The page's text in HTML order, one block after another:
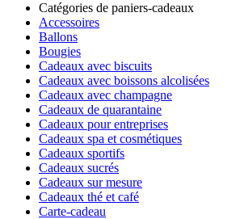
Catégories de paniers-cadeaux
Accessoires
Ballons
Bougies
Cadeaux avec biscuits
Cadeaux avec boissons alcolisées
Cadeaux avec champagne
Cadeaux de quarantaine
Cadeaux pour entreprises
Cadeaux spa et cosmétiques
Cadeaux sportifs
Cadeaux sucrés
Cadeaux sur mesure
Cadeaux thé et café
Carte-cadeau